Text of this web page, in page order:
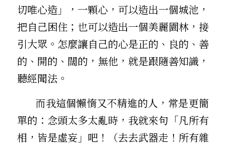
切唯心造」，一顆心，可以造出一個城池，
把自己困住；也可以造出一個美麗園林，接
引大眾。怎麼讓自己的心是正的、良的、善
的、開的、闊的，無他，就是跟隨善知識，
聽經聞法。
單的：念頭太多太亂時，我就來句「凡所有
相，皆是虛妄」吧！（去去武器走！所有雜